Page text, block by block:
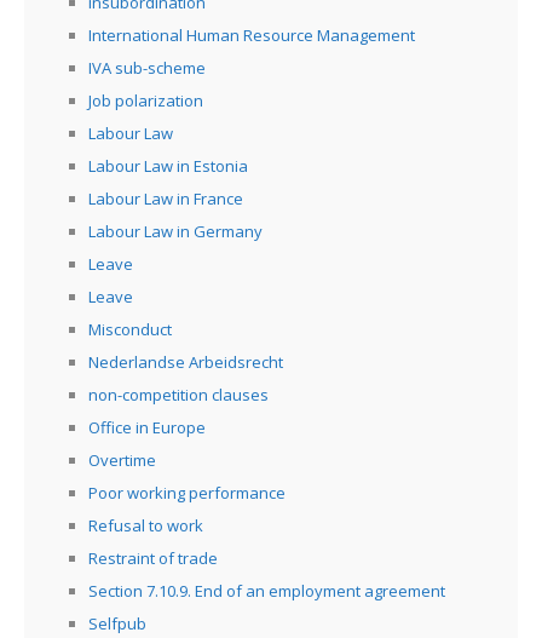
International Human Resource Management
IVA sub-scheme
Job polarization
Labour Law
Labour Law in Estonia
Labour Law in France
Labour Law in Germany
Leave
Leave
Misconduct
Nederlandse Arbeidsrecht
non-competition clauses
Office in Europe
Overtime
Poor working performance
Refusal to work
Restraint of trade
Section 7.10.9. End of an employment agreement
Selfpub